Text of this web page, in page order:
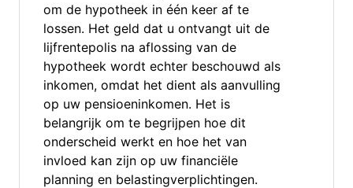
om de hypotheek in één keer af te
lossen. Het geld dat u ontvangt uit de
lijfrentepolis na aflossing van de
hypotheek wordt echter beschouwd als
inkomen, omdat het dient als aanvulling
op uw pensioeninkomen. Het is
belangrijk om te begrijpen hoe dit
onderscheid werkt en hoe het van
invloed kan zijn op uw financiële
planning en belastingverplichtingen.